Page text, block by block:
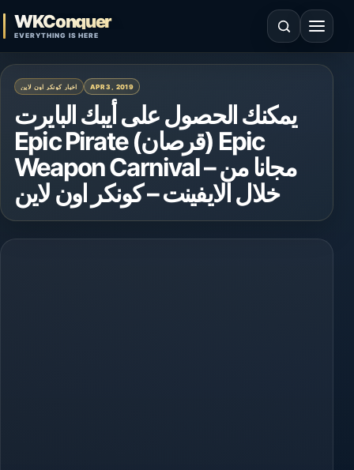
WKConquer
EVERYTHING IS HERE
Open search Open
اخبار كونكر اون لاين APR 3, 2019
يمكنك الحصول على أيبك البايرت
Epic Pirate (قرصان) Epic
Weapon Carnival – مجانا من
خلال الايفينت – كونكر اون لاين